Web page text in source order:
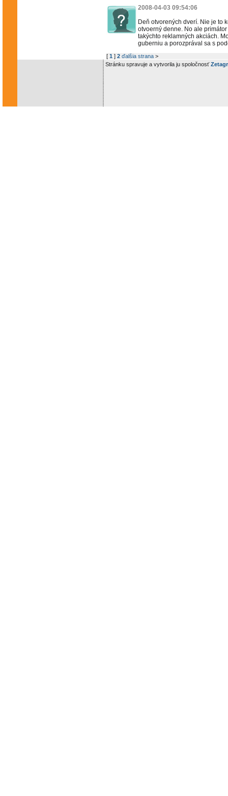
2008-04-03 09:54:06
Deň otvorených dverí. Nie je to
otvoerný denne. No ale
takýchto reklamných akciách.
guberniu a porozprával sa s
[ 1 ] 2 ďalšia strana >
Stránku spravuje a vytvorila ju spoločnosť